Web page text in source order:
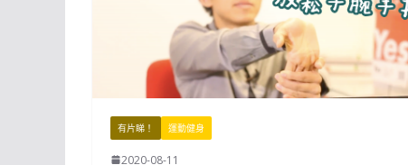
有片睇！ 運動健身
2020-08-11